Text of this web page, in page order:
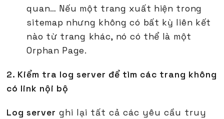
quan… Nếu một trang xuất hiện trong
sitemap nhưng không có bất kỳ liên kết
nào từ trang khác, nó có thể là một
Orphan Page.
2. Kiểm tra log server để tìm các trang không
có link nội bộ
Log server ghi lại tất cả các yêu cầu truy